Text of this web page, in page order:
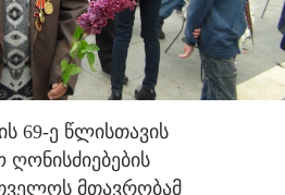
69-ე წლისთავის
ღონისძიებების
მთავრობამ